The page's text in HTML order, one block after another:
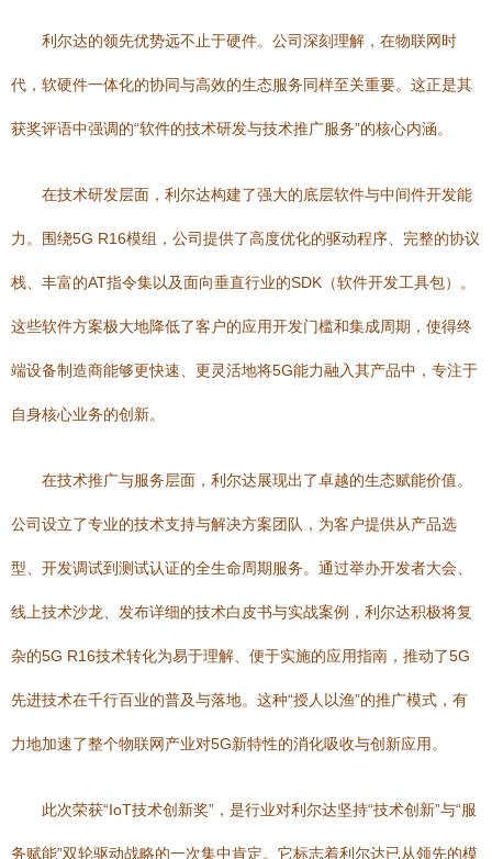
利尔达的领先优势远不止于硬件。公司深刻理解，在物联网时
代，软硬件一体化的协同与高效的生态服务同样至关重要。这正是其
获奖评语中强调的“软件的技术研发与技术推广服务”的核心内涵。
在技术研发层面，利尔达构建了强大的底层软件与中间件开发能
力。围绕5G R16模组，公司提供了高度优化的驱动程序、完整的协议
栈、丰富的AT指令集以及面向垂直行业的SDK（软件开发工具包）。
这些软件方案极大地降低了客户的应用开发门槛和集成周期，使得终
端设备制造商能够更快速、更灵活地将5G能力融入其产品中，专注于
自身核心业务的创新。
在技术推广与服务层面，利尔达展现出了卓越的生态赋能价值。
公司设立了专业的技术支持与解决方案团队，为客户提供从产品选
型、开发调试到测试认证的全生命周期服务。通过举办开发者大会、
线上技术沙龙、发布详细的技术白皮书与实战案例，利尔达积极将复
杂的5G R16技术转化为易于理解、便于实施的应用指南，推动了5G
先进技术在千行百业的普及与落地。这种“授人以渔”的推广模式，有
力地加速了整个物联网产业对5G新特性的消化吸收与创新应用。
此次荣获“IoT技术创新奖”，是行业对利尔达坚持“技术创新”与“服
务赋能”双轮驱动战略的一次集中肯定。它标志着利尔达已从领先的模